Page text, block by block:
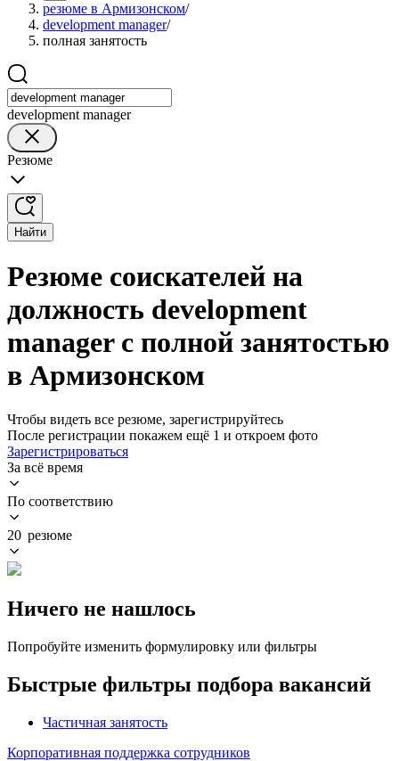
резюме в Армизонском/
development manager/
полная занятость
development manager
Резюме
Найти
Резюме соискателей на
должность development
manager с полной занятостью
в Армизонском
Чтобы видеть все резюме, зарегистрируйтесь
После регистрации покажем ещё 1 и откроем фото
Зарегистрироваться
За всё время
По соответствию
20 резюме
Ничего не нашлось
Попробуйте изменить формулировку или фильтры
Быстрые фильтры подбора вакансий
Частичная занятость
Корпоративная поддержка сотрудников